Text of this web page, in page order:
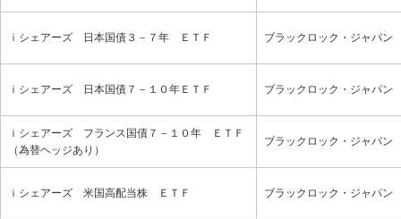
ｉシェアーズ 日本国債３－７年 ＥＴＦ ブラックロック・ジャパン
ｉシェアーズ 日本国債７－１０年ＥＴＦ ブラックロック・ジャパン
ｉシェアーズ フランス国債７－１０年 ＥＴＦ
（為替ヘッジあり）
ブラックロック・ジャパン
ｉシェアーズ 米国高配当株 ＥＴＦ ブラックロック・ジャパン